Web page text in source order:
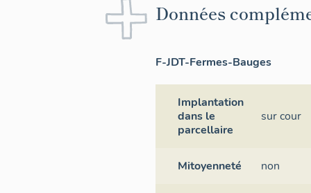
Données
F-JDT-Fermes-Bauges
Implantation
dans le
parcellaire
sur cour
Mitoyenneté non